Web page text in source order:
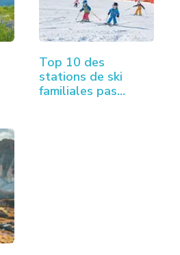
Top 10 des
stations de ski
familiales pas